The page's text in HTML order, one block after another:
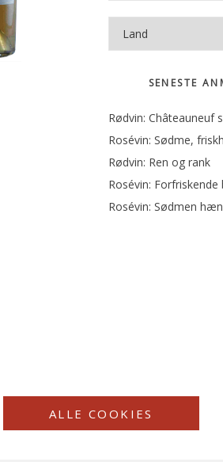
ALLE COOKIES
SENESTE
Rødvin: Châteauneuf
Rosévin: Sødme,
Rødvin: Ren og rank
Rosévin: Forfriskende
Rosévin: Sødmen